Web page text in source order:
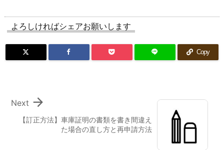
よろしければシェアお願いします
Copy
【訂正方法】車庫証明の書類を書き間違え
た場合の直し方と再申請方法

Next